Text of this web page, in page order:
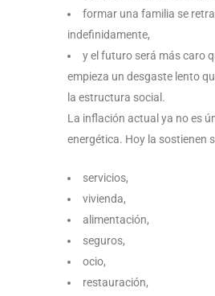
formar una familia se
indefinidamente,
y el futuro será más caro
empieza un desgaste lento
la estructura social.
La inflación actual ya no es
energética. Hoy la sostienen
servicios,
vivienda,
alimentación,
seguros,
ocio,
restauración,